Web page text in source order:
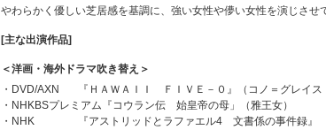
やわらかく優しい芝居感を基調に、強い女性や儚い女性を演じさせ
[主な出演作品]
＜洋画・海外ドラマ吹き替え＞
・ DVD/AXN
『ＨＡＷＡＩＩ ＦＩＶＥ－０』（コノ＝グレイス
・NHKBSプレミアム『コウラン伝 始皇帝の母」（雅王女）
・ NHK
『アストリッドとラファエル4 文書係の事件録』